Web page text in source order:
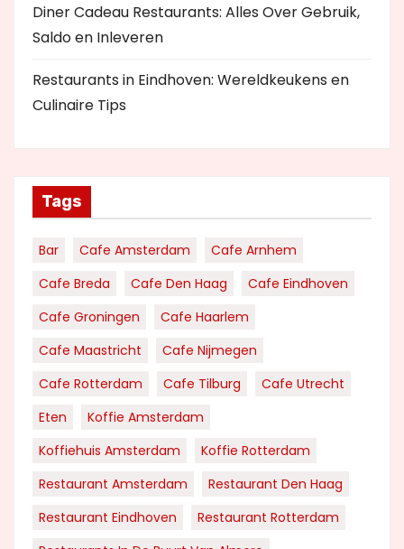
Diner Cadeau Restaurants: Alles Over Gebruik,
Saldo en Inleveren
Restaurants in Eindhoven: Wereldkeukens en
Culinaire Tips
Tags
Bar Cafe Amsterdam
Cafe Arnhem
Cafe Breda
Cafe Den Haag
Cafe Eindhoven
Cafe Groningen
Cafe Haarlem
Cafe Maastricht
Cafe Nijmegen
Cafe Rotterdam
Cafe Tilburg
Cafe Utrecht
Eten
Koffie Amsterdam
Koffiehuis Amsterdam
Koffie Rotterdam
Restaurant Amsterdam
Restaurant Den Haag
Restaurant Eindhoven
Restaurant Rotterdam